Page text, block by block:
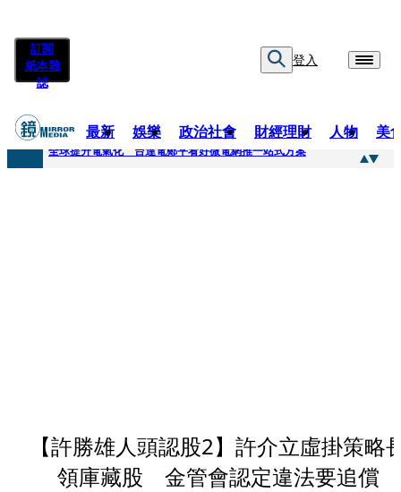
訂閱
紙本雜
誌
登入
最新 娛樂 政治社會 財經理財 人物 美
快訊
全球提升電氣化 台達電鄭平看好微電網推一站式方案
【許勝雄人頭認股2】許介立虛掛策略
領庫藏股 金管會認定違法要追償